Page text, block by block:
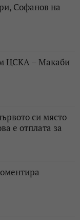
Софанов на
ЦСКА – Макаби
си място
е отплата за